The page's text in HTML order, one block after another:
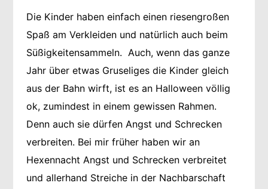
Die Kinder haben einfach einen riesengroßen
Spaß am Verkleiden und natürlich auch beim
Süßigkeitensammeln. Auch, wenn das ganze
Jahr über etwas Gruseliges die Kinder gleich
aus der Bahn wirft, ist es an Halloween völlig
ok, zumindest in einem gewissen Rahmen.
Denn auch sie dürfen Angst und Schrecken
verbreiten. Bei mir früher haben wir an
Hexennacht Angst und Schrecken verbreitet
und allerhand Streiche in der Nachbarschaft